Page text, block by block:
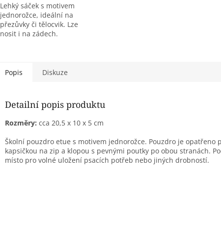
Lehký sáček s motivem
jednorožce, ideální na
přezůvky či tělocvik. Lze
nosit i na zádech.
Popis Diskuze
Detailní popis produktu
Rozměry: cca 20,5 x 10 x 5 cm
Školní pouzdro etue s motivem jednorožce. Pouzdro je opatřeno
kapsičkou na zip a klopou s pevnými poutky po obou stranách.
místo pro volné uložení psacích potřeb nebo jiných drobností.